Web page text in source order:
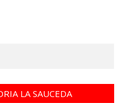
LA SAUCEDA